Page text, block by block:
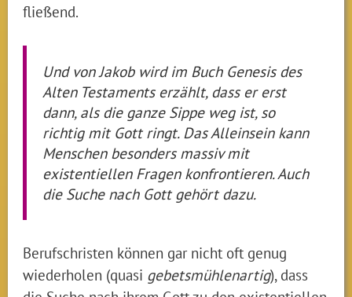
fließend.
Und von Jakob wird im Buch Genesis des
Alten Testaments erzählt, dass er erst
dann, als die ganze Sippe weg ist, so
richtig mit Gott ringt. Das Alleinsein kann
Menschen besonders massiv mit
existentiellen Fragen konfrontieren. Auch
die Suche nach Gott gehört dazu.
Berufschristen können gar nicht oft genug
wiederholen (quasi gebetsmühlenartig), dass